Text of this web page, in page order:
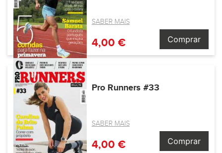
SABER MAIS
4,00 € Comprar
Pro Runners #33
SABER MAIS
4,00 € Comprar